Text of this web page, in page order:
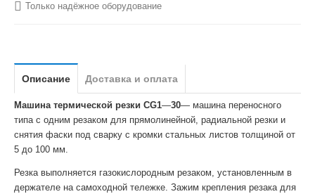
Только надёжное оборудование
Описание Доставка и оплата
Машина термической резки CG1—30— машина переносного
типа с одним резаком для прямолинейной, радиальной резки и
снятия фаски под сварку с кромки стальных листов толщиной от
5 до 100 мм.
Резка выполняется газокислородным резаком, установленным в
держателе на самоходной тележке. Зажим крепления резака для